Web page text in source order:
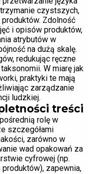
czystszych,
Zdolność
i opisów produktów,
atrybutów w
na dużą skalę.
redukując ręczne
W miarę jak
praktyki te mają
zarządzanie
ludzkiej.
treści
rolę w
szczegółami
zarówno w
wad opakowań za
cyfrowej (np.
zapewnia,